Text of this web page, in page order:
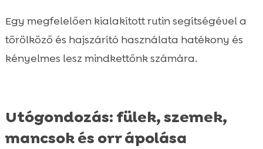
Egy megfelelően kialakított rutin segítségével a
törölköző és hajszárító használata hatékony és
kényelmes lesz mindkettőnk számára.
Utógondozás: fülek, szemek,
mancsok és orr ápolása